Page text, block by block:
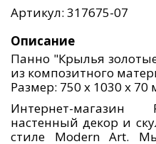
Артикул: 317675-07
Описание
Панно "Крылья
из композитного
Размер: 750 х 1030 х 70
Интернет-магазин
настенный декор и
стиле Modern Art.